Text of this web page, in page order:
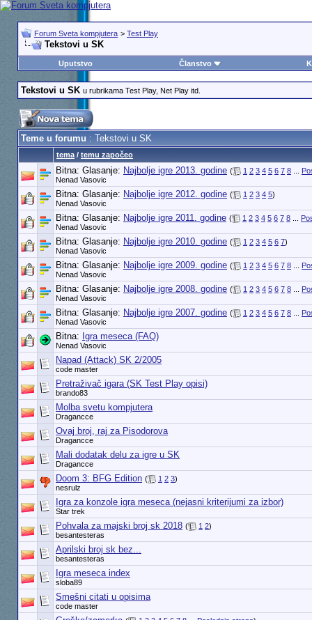
Forum Sveta kompjutera > Test Play
Tekstovi u SK
Uputstvo Članstvo
Tekstovi u SK u rubrikama Test Play, Net Play itd.
Teme u forumu: Tekstovi u SK
tema/ temu započeo
Bitna: Glasanje: Najbolje igre 2013. godine ( 1 2 3 4 5 6 7 8...
Nenad Vasovic
Bitna: Glasanje: Najbolje igre 2012. godine ( 1 2 3 4 5)
Nenad Vasovic
Bitna: Glasanje: Najbolje igre 2011. godine ( 1 2 3 4 5 6 7 8...
Nenad Vasovic
Bitna: Glasanje: Najbolje igre 2010. godine ( 1 2 3 4 5 6 7)
Nenad Vasovic
Bitna: Glasanje: Najbolje igre 2009. godine ( 1 2 3 4 5 6 7 8...
Nenad Vasovic
Bitna: Glasanje: Najbolje igre 2008. godine ( 1 2 3 4 5 6 7 8...
Nenad Vasovic
Bitna: Glasanje: Najbolje igre 2007. godine ( 1 2 3 4 5 6 7 8...
Nenad Vasovic
Bitna: Igra meseca (FAQ)
Nenad Vasovic
Napad (Attack) SK 2/2005
code master
Pretraživač igara (SK Test Play opisi)
brando83
Molba svetu kompjutera
Dragancce
Ovaj broj, raj za Pisodorova
Dragancce
Mali dodatak delu za igre u SK
Dragancce
Doom 3: BFG Edition ( 1 2 3)
nesrulz
Igra za konzole igra meseca (nejasni kriterijumi za izbor)
Star trek
Pohvala za majski broj sk 2018 ( 1 2)
besantesteras
Aprilski broj sk bez...
besantesteras
Igra meseca index
sloba89
Smešni citati u opisima
code master